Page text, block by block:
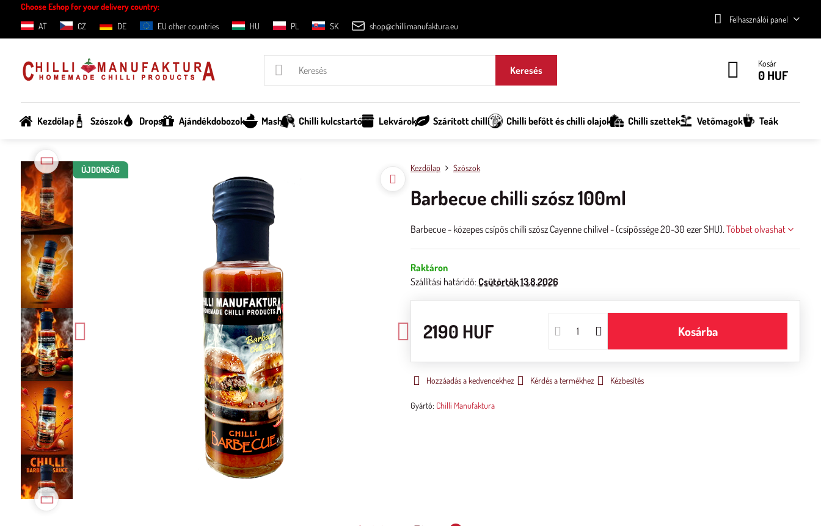
Choose Eshop for your delivery country:
AT
CZ DE EU other countries HU PL SK shop@chillimanufaktura.eu
Felhasználói panel
Keresés
Kosár
0 HUF
Kezdőlap Szószok Drops Ajándékdobozok Mash Chilli kulcstartó Lekvárok Szárított chilli Chilli befőtt és chilli olajok Chilli szettek Vetőmagok Teák
ÚJDONSÁG Kezdőlap Szószok
Barbecue chilli szósz 100ml
Barbecue - közepes csípős chilli szósz Cayenne chilivel - (csípőssége 20-30 ezer SHU). Többet olvashat
Raktáron
Szállítási határidő:Csütörtök13.8.2026
2190 HUF Kosárba
Hozzáadás a kedvencekhez Kérdés a termékhez Kézbesítés
Gyártó: Chilli Manufaktura